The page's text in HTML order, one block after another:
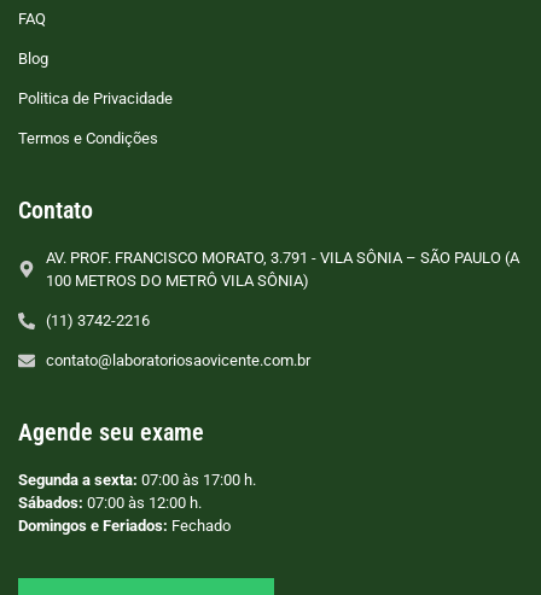
FAQ
Blog
Politica de Privacidade
Termos e Condições
Contato
AV. PROF. FRANCISCO MORATO, 3.791 - VILA SÔNIA – SÃO PAULO (A
100 METROS DO METRÔ VILA SÔNIA)
(11) 3742-2216
contato@laboratoriosaovicente.com.br
Agende seu exame
Segunda a sexta: 07:00 às 17:00 h.
Sábados: 07:00 às 12:00 h.
Domingos e Feriados: Fechado